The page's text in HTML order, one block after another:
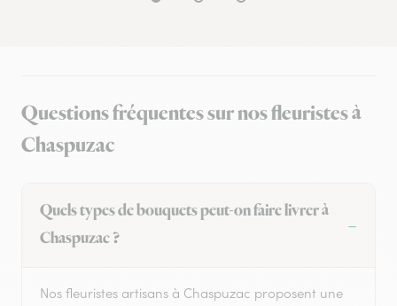
Questions fréquentes sur nos fleuristes à
Chaspuzac
Quels types de bouquets peut-on faire livrer à
Chaspuzac ?
Nos fleuristes artisans à Chaspuzac proposent une